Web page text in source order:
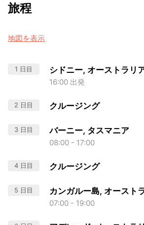
旅程
地図を表示
1 日目 シドニー, オーストラリ
16:00 出発
2 日目 クルージング
3 日目 バーニー, タスマニア
08:00 - 17:00
4 日目 クルージング
5 日目 カンガルー島, オースト
07:00 - 19:00